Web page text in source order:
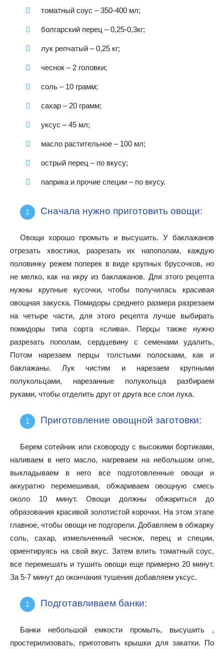
томатный соус – 350-400 мл;
болгарский перец – 0,25-0,3кг;
лук репчатый – 0,25 кг;
чеснок – 2 головки;
соль – 10 грамм;
сахар – 20 грамм;
уксус – 45 мл;
масло растительное – 100 мл;
острый перец – по вкусу;
паприка и прочие специи – по вкусу.
Сначала нужно приготовить овощи:
Овощи хорошо промыть и высушить. У баклажанов
отрезать хвостики, разрезать их напополам, каждую
половинку режем поперек в виде крупных брусочков, но
не мелко, как на икру из баклажанов. Для этого рецепта
нужны крупные кусочки, чтобы получилась красивая
овощная закуска. Помидоры среднего размера разрезаем
на четыре части, для этого рецепта лучше выбирать
помидоры типа сорта «слива». Перцы также нужно
разрезать пополам, сердцевину с семенами удалить,
Потом нарезаем перцы толстыми полосками, как и
баклажаны. Лук чистим и нарезаем крупными
полукольцами, нарезанные полукольца разбираем
руками, чтобы отделить друг от друга все слои лука.
Приготовление овощной заготовки:
Берем сотейник или сковороду с высокими бортиками,
наливаем в него масло, нагреваем на небольшом огне,
выкладываем в него все подготовленные овощи и
аккуратно перемешивая, обжариваем овощную смесь
около 10 минут. Овощи должны обжариться до
образования красивой золотистой корочки. На этом этапе
главное, чтобы овощи не подгорели. Добавляем в обжарку
соль, сахар, измельченный чеснок, перец и специи,
ориентируясь на свой вкус. Затем влить томатный соус,
все перемешать и тушить овощи еще примерно 20 минут.
За 5-7 минут до окончания тушения добавляем уксус.
Подготавливаем банки:
Банки небольшой емкости промыть, высушить ,
простерилизовать, приготовить крышки для закатки. По